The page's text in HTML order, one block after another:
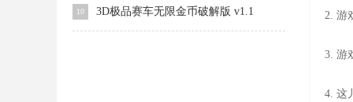
10 3D极品赛车无限金币破解版 v1.1 2. 游
3. 游
4. 这